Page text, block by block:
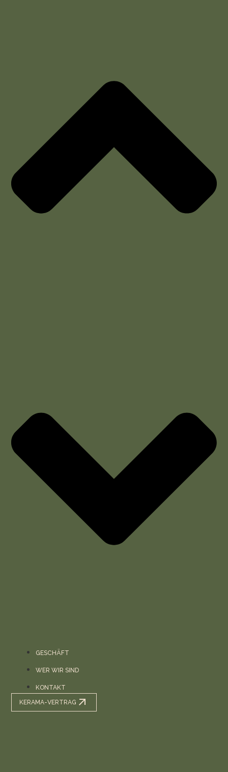
GESCHÄFT
WER WIR SIND
KONTAKT
KERAMA-VERTRAG